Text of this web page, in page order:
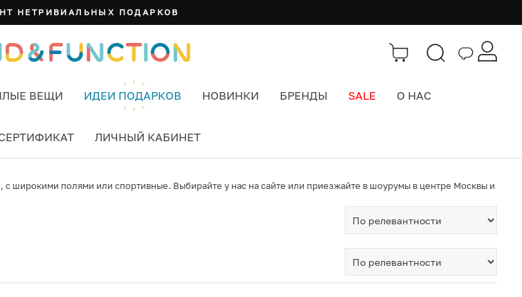
НЕТРИВИАЛЬНЫХ ПОДАРКОВ
ВЕЩИ ИДЕИ ПОДАРКОВ НОВИНКИ БРЕНДЫ SALE О НАС
ЛИЧНЫЙ КАБИНЕТ
широкими полями или спортивные. Выбирайте у нас на сайте или приезжайте в шоурумы в центре Москвы и